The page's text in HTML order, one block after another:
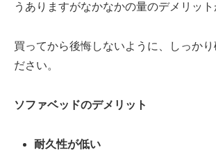
うありますがなかなかの量のデメリット
買ってから後悔しないように、しっかり
ださい。
ソファベッドのデメリット
耐久性が低い